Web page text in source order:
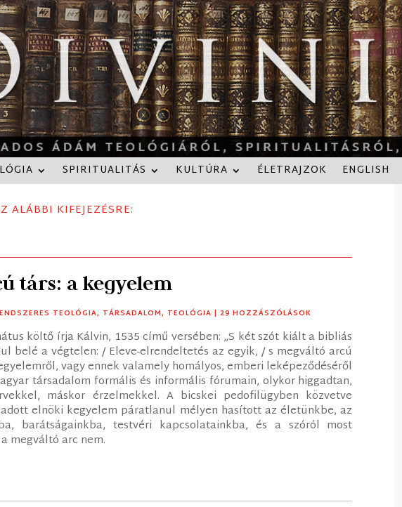
SPIRITUALITÁS KULTÚRA ÉLETRAJZOK ENGLISH
ALÁBBI KIFEJEZÉSRE:
társ: a kegyelem
TEOLÓGIA, TÁRSADALOM, TEOLÓGIA | 29 HOZZÁSZÓLÁSOK
költő írja Kálvin, 1535 című versében: „S két szót kiált a bibliás
belé a végtelen: / Eleve-elrendeltetés az egyik, / s megváltó arcú
vagy ennek valamely homályos, emberi leképeződéséről
társadalom formális és informális fórumain, olykor higgadtan,
máskor érzelmekkel. A bicskei pedofilügyben közvetve
elnöki kegyelem páratlanul mélyen hasított az életünkbe, az
barátságainkba, testvéri kapcsolatainkba, és a szóról most
megváltó arc nem.